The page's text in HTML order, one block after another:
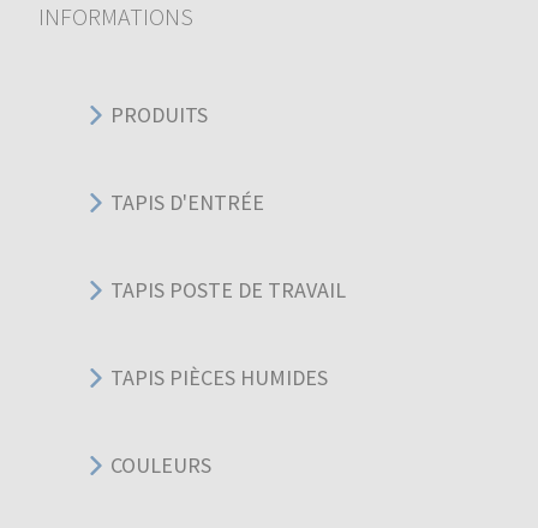
INFORMATIONS
PRODUITS
TAPIS D'ENTRÉE
TAPIS POSTE DE TRAVAIL
TAPIS PIÈCES HUMIDES
COULEURS